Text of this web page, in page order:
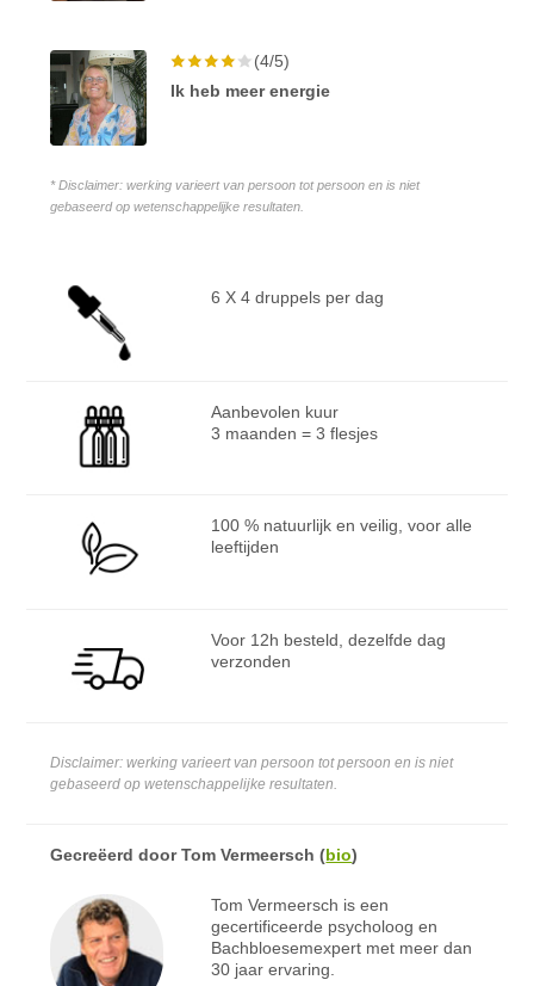
(4/5)
Ik heb meer energie
* Disclaimer: werking varieert van persoon tot persoon en is niet
gebaseerd op wetenschappelijke resultaten.
6 X 4 druppels per dag
Aanbevolen kuur
3 maanden = 3 flesjes
100 % natuurlijk en veilig, voor alle
leeftijden
Voor 12h besteld, dezelfde dag
verzonden
Disclaimer: werking varieert van persoon tot persoon en is niet
gebaseerd op wetenschappelijke resultaten.
Gecreëerd doorTom Vermeersch (bio)
Tom Vermeersch is een
gecertificeerde psycholoog en
Bachbloesemexpert met meer dan
30 jaar ervaring.